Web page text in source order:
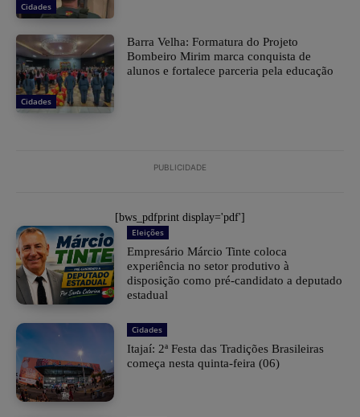
Cidades
Cidades
Barra Velha: Formatura do Projeto
Bombeiro Mirim marca conquista de
alunos e fortalece parceria pela educação
PUBLICIDADE
[bws_pdfprint display='pdf']
Eleições
Empresário Márcio Tinte coloca
experiência no setor produtivo à
disposição como pré-candidato a deputado
estadual
Cidades
​Itajaí: 2ª Festa das Tradições Brasileiras
começa nesta quinta-feira (06)